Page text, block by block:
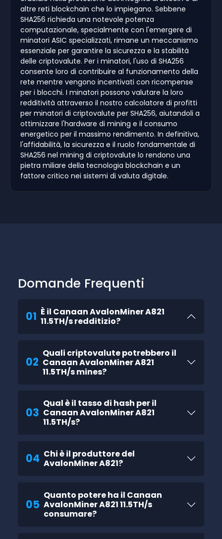
altre reti blockchain che lo impiegano. Sebbene
SHA256 richieda una notevole potenza
computazionale, specialmente con l'emergere di
minatori ASIC specializzati, rimane un meccanismo
essenziale per garantire la sicurezza e la stabilità
delle criptovalute. Per i minatori, l'uso di SHA256
consente loro di contribuire al funzionamento della
rete mentre vengono incentivati con ricompense
per i blocchi. I minatori possono valutare la loro
redditività attraverso il nostro calcolatore di profitti
per minatori di criptovalute per SHA256, aiutandoli a
ottimizzare l'hardware di mining e il consumo
energetico per il massimo rendimento. In definitiva,
l'affidabilità, la sicurezza e il ruolo fondamentale di
SHA256 nel mining di criptovalute lo rendono una
pietra miliare della tecnologia blockchain e un
fattore critico nei sistemi di valuta digitale.
Domande Frequenti
01 È il Canaan AvalonMiner A821
11.5TH/s redditizio?
02
Quali criptovalute potrebbero il
Canaan AvalonMiner A821
11.5TH/s mines?
03
Qual è il tasso di hash per il
Canaan AvalonMiner A821
11.5TH/s?
04 Chi è il produttore del
AvalonMiner A821?
05
Quanto potere ha il Canaan
AvalonMiner A821 11.5TH/s
consumare?